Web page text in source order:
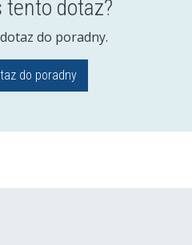
tento dotaz?
do poradny.
do poradny